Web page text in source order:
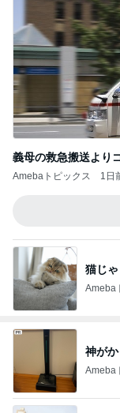
義母の救急搬送より
Amebaトピックス 1日
猫じ
Ameba
神が
Ameba